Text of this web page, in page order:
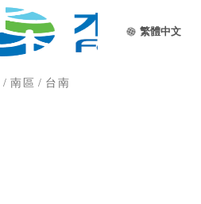
繁體中文
/ 南區 / 台南